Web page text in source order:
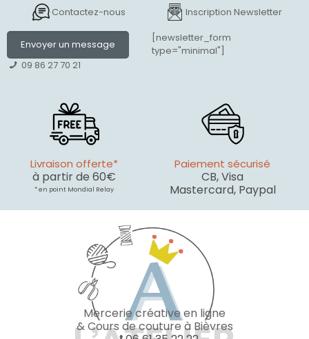
Contactez-nous
Envoyer un message
09 86 27 70 21
Inscription Newsletter
[newsletter_form
type="minimal"]
Livraison offerte*
à partir de 60€
* en point Mondial Relay
Paiement sécurisé
CB, Visa
Mastercard, Paypal
Mercerie créative en ligne
& Cours de couture à Bièvres